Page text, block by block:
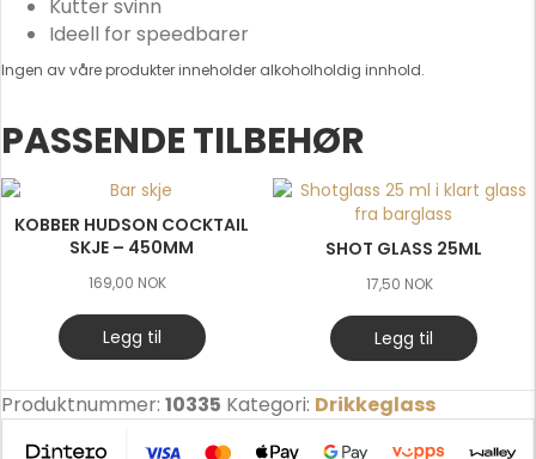
o
h
i
s
t
Kutter svinn
Ideell for speedbarer
Ingen av våre produkter inneholder alkoholholdig innhold.
PASSENDE TILBEHØR
KOBBER HUDSON COCKTAIL
SKJE – 450MM
169,00 NOK
Legg til
SHOT GLASS 25ML
17,50 NOK
Legg til
Produktnummer: 10335 Kategori: Drikkeglass